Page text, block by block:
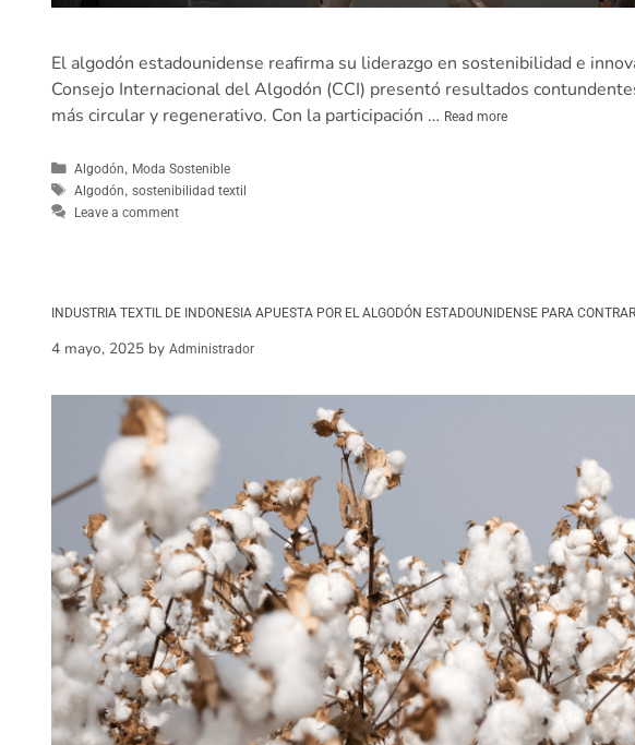
El algodón estadounidense reafirma su liderazgo en sostenibilidad e
Consejo Internacional del Algodón (CCI) presentó resultados
más circular y regenerativo. Con la participación … Read more
Algodón, Moda Sostenible
Algodón,sostenibilidad textil
Leave a comment
INDUSTRIA TEXTIL DE INDONESIA APUESTA POR EL ALGODÓN ESTADOUNIDENSE PARA
4 mayo, 2025 by Administrador